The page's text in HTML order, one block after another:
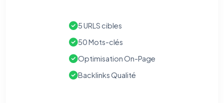
5 URLS cibles
50 Mots-clés
Optimisation On-Page
Backlinks Qualité